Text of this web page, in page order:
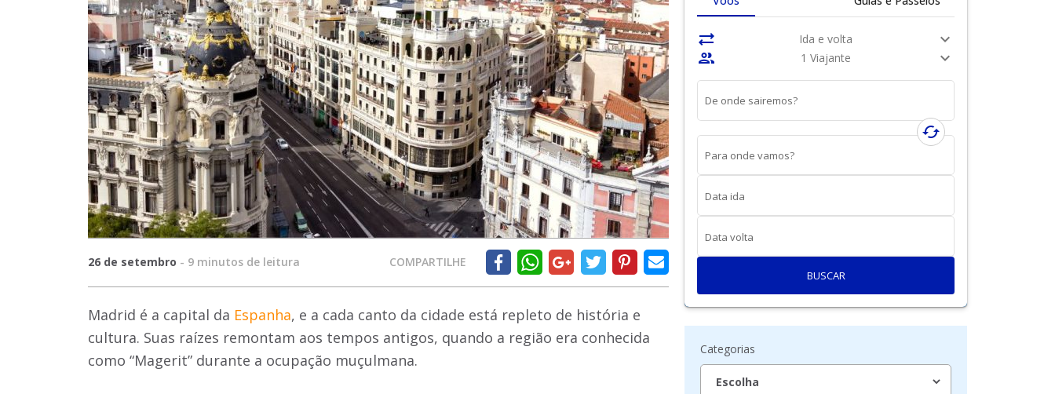
26 de setembro - 9 minutos de leitura COMPARTILHE
Madrid é a capital da Espanha, e a cada canto da cidade está repleto de história e
cultura. Suas raízes remontam aos tempos antigos, quando a região era conhecida
como “Magerit” durante a ocupação muçulmana.
sync_alt Ida e volta
expand_more
people
1 Viajante expand_more
De onde sairemos?
cached
Para onde vamos?
Data ida
Data volta
BUSCAR
Categorias